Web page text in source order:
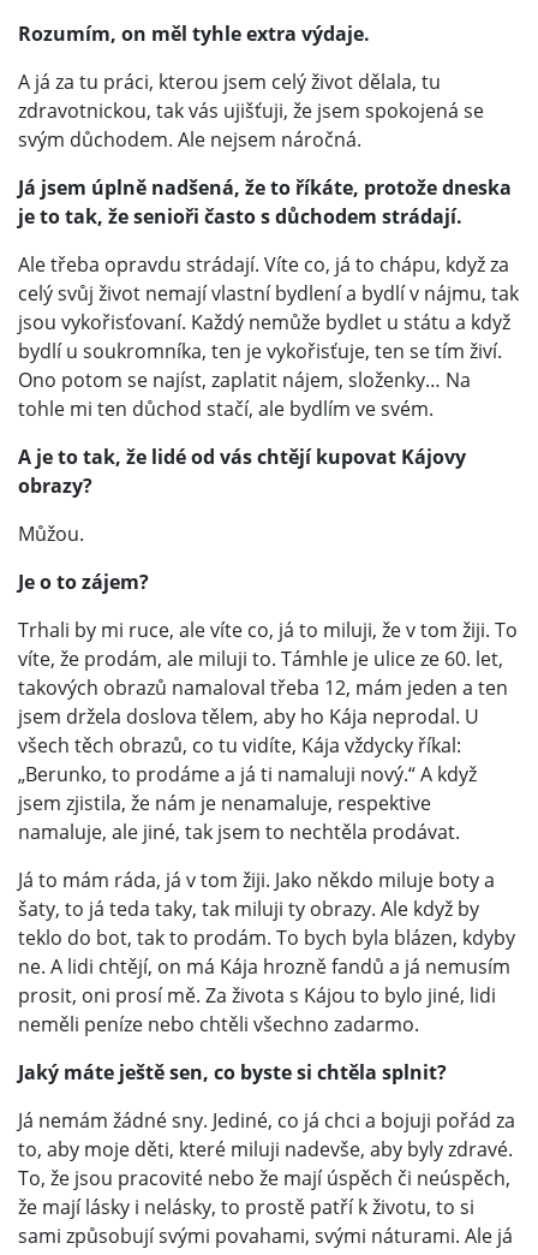
Rozumím, on měl tyhle extra výdaje.
A já za tu práci, kterou jsem celý život dělala, tu
zdravotnickou, tak vás ujišťuji, že jsem spokojená se
svým důchodem. Ale nejsem náročná.
Já jsem úplně nadšená, že to říkáte, protože dneska
je to tak, že senioři často s důchodem strádají.
Ale třeba opravdu strádají. Víte co, já to chápu, když za
celý svůj život nemají vlastní bydlení a bydlí v nájmu, tak
jsou vykořisťovaní. Každý nemůže bydlet u státu a když
bydlí u soukromníka, ten je vykořisťuje, ten se tím živí.
Ono potom se najíst, zaplatit nájem, složenky… Na
tohle mi ten důchod stačí, ale bydlím ve svém.
A je to tak, že lidé od vás chtějí kupovat Kájovy
obrazy?
Můžou.
Je o to zájem?
Trhali by mi ruce, ale víte co, já to miluji, že v tom žiji. To
víte, že prodám, ale miluji to. Támhle je ulice ze 60. let,
takových obrazů namaloval třeba 12, mám jeden a ten
jsem držela doslova tělem, aby ho Kája neprodal. U
všech těch obrazů, co tu vidíte, Kája vždycky říkal:
„Berunko, to prodáme a já ti namaluji nový.“ A když
jsem zjistila, že nám je nenamaluje, respektive
namaluje, ale jiné, tak jsem to nechtěla prodávat.
Já to mám ráda, já v tom žiji. Jako někdo miluje boty a
šaty, to já teda taky, tak miluji ty obrazy. Ale když by
teklo do bot, tak to prodám. To bych byla blázen, kdyby
ne. A lidi chtějí, on má Kája hrozně fandů a já nemusím
prosit, oni prosí mě. Za života s Kájou to bylo jiné, lidi
neměli peníze nebo chtěli všechno zadarmo.
Jaký máte ještě sen, co byste si chtěla splnit?
Já nemám žádné sny. Jediné, co já chci a bojuji pořád za
to, aby moje děti, které miluji nadevše, aby byly zdravé.
To, že jsou pracovité nebo že mají úspěch či neúspěch,
že mají lásky i nelásky, to prostě patří k životu, to si
sami způsobují svými povahami, svými náturami. Ale já